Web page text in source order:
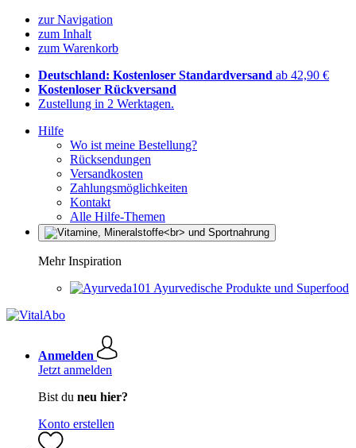
zur Navigation
zum Inhalt
zum Warenkorb
Deutschland: Kostenloser Standardversand ab 42,90 €
Kostenloser Rückversand
Zustellung in 2 Werktagen.
Hilfe
Wo ist meine Bestellung?
Rücksendungen
Versandkosten
Zahlungsmöglichkeiten
Kontakt
Alle Hilfe-Themen
Mehr Inspiration
Ayurvedische Produkte und Superfood
Anmelden
Jetzt anmelden
Bist du neu hier?
Konto erstellen